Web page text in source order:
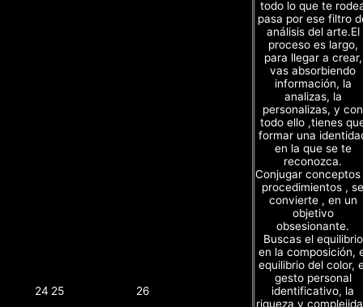
24 25 26
todo lo que te
pasa por ese filtro
análisis del arte.El
proceso es largo,
para llegar a crear,
vas absorbiendo
información, la
analizas, la
personalizas, y con
todo ello ,tienes
formar una
en la que se te
reconozca.
Conjugar
procedimientos , se
convierte , en un
objetivo
obsesionante.
Buscas el equilibrio
en la composición,
equilibrio del color,
gesto personal
identificativo, la
riqueza y